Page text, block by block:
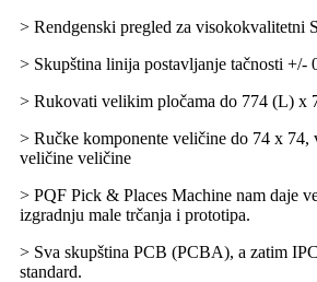
> Rendgenski pregled za visokokvalitetni
> Skupština linija postavljanje tačnosti +/-
> Rukovati velikim pločama do 774 (L) x
> Ručke komponente veličine do 74 x 74,
veličine veličine
> PQF Pick & Places Machine nam daje
izgradnju male trčanja i prototipa.
> Sva skupština PCB (PCBA), a zatim
standard.